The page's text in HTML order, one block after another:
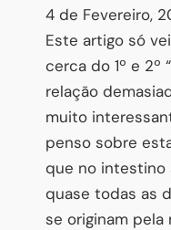
4 de Fevereiro,
Este artigo só
cerca do 1º e 2º
relação
muito
penso sobre
que no intestino
quase todas as
se originam pela